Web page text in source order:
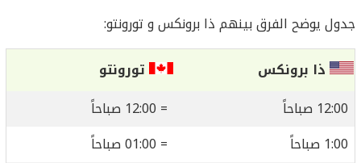
جدول يوضح الفرق بينهم ذا برونكس و تورونتو:
ذا برونكس
تورونتو
12:00 صباحاً
= 12:00 صباحاً
1:00 صباحاً
= 01:00 صباحاً